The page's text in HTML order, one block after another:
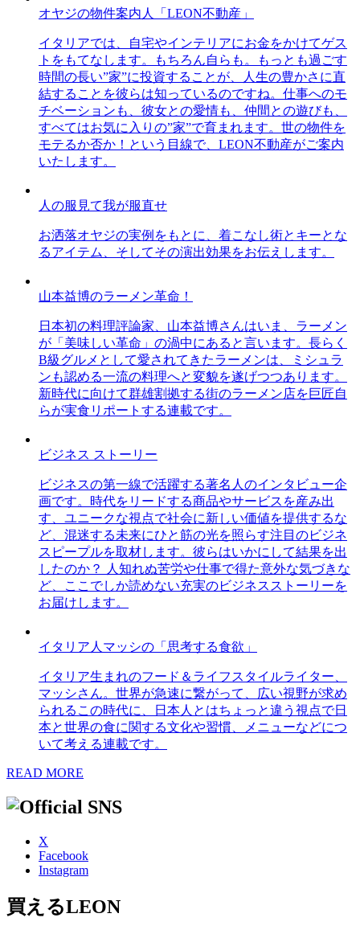
オヤジの物件案内人「LEON不動産」
イタリアでは、自宅やインテリアにお金をかけてゲス
トをもてなします。もちろん自らも。もっとも過ごす
時間の長い”家”に投資することが、人生の豊かさに直
結することを彼らは知っているのですね。仕事へのモ
チベーションも、彼女との愛情も、仲間との遊びも、
すべてはお気に入りの”家”で育まれます。世の物件を
モテるか否か！という目線で、LEON不動産がご案内
いたします。
人の服見て我が服直せ
お洒落オヤジの実例をもとに、着こなし術とキーとな
るアイテム、そしてその演出効果をお伝えします。
山本益博のラーメン革命！
日本初の料理評論家、山本益博さんはいま、ラーメン
が「美味しい革命」の渦中にあると言います。長らく
B級グルメとして愛されてきたラーメンは、ミシュラ
ンも認める一流の料理へと変貌を遂げつつあります。
新時代に向けて群雄割拠する街のラーメン店を巨匠自
らが実食リポートする連載です。
ビジネス ストーリー
ビジネスの第一線で活躍する著名人のインタビュー企
画です。時代をリードする商品やサービスを産み出
す、ユニークな視点で社会に新しい価値を提供するな
ど、混迷する未来にひと筋の光を照らす注目のビジネ
スピープルを取材します。彼らはいかにして結果を出
したのか？ 人知れぬ苦労や仕事で得た意外な気づきな
ど、ここでしか読めない充実のビジネスストーリーを
お届けします。
イタリア人マッシの「思考する食欲」
イタリア生まれのフード＆ライフスタイルライター、
マッシさん。世界が急速に繋がって、広い視野が求め
られるこの時代に、日本人とはちょっと違う視点で日
本と世界の食に関する文化や習慣、メニューなどにつ
いて考える連載です。
READ MORE
X
Facebook
Instagram
買えるLEON